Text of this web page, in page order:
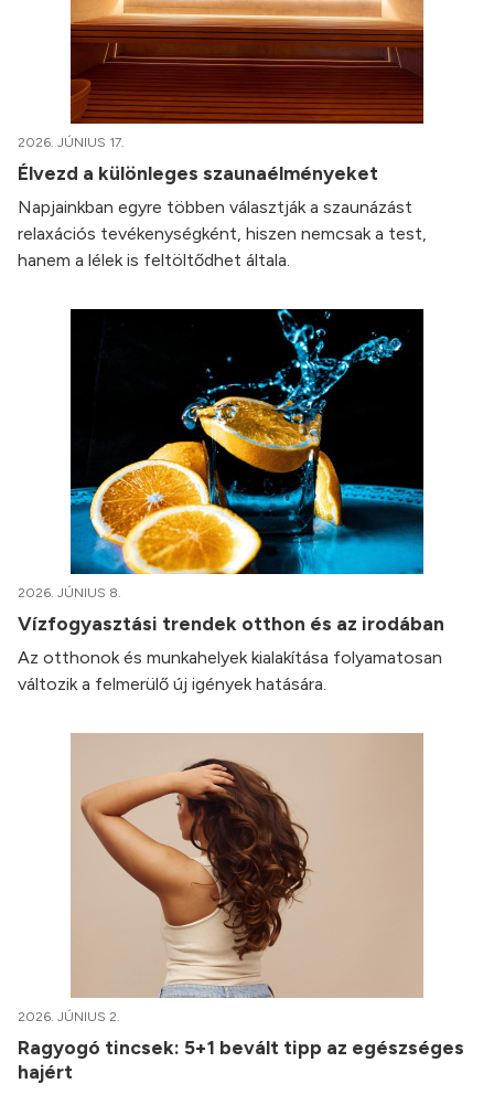
2026. JÚNIUS 17.
Élvezd a különleges szaunaélményeket
Napjainkban egyre többen választják a szaunázást
relaxációs tevékenységként, hiszen nemcsak a test,
hanem a lélek is feltöltődhet általa.
2026. JÚNIUS 8.
Vízfogyasztási trendek otthon és az irodában
Az otthonok és munkahelyek kialakítása folyamatosan
változik a felmerülő új igények hatására.
2026. JÚNIUS 2.
Ragyogó tincsek: 5+1 bevált tipp az egészséges
hajért